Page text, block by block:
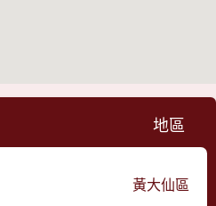
地區
黃大仙區